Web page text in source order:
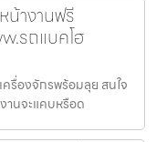
น้างานฟรี
รถแบคโฮ
ครื่องจักรพร้อมลุย สนใจ
านจะแคบหรือด